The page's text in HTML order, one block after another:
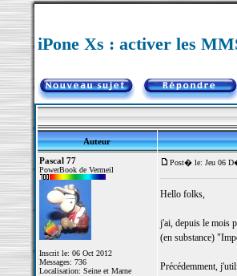
iPone Xs : activer les
Auteur
Pascal 77
PowerBook de Vermeil
Inscrit le: 06 Oct 2012
Messages: 736
Localisation: Seine et Marne
Post� le: Jeu 06
Hello folks,
j'ai, depuis le mois
(en substance)
Précédemment,